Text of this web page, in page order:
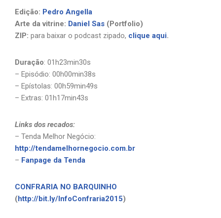
Edição: Pedro Angella
Arte da vitrine: Daniel Sas (Portfolio)
ZIP: para baixar o podcast zipado, clique aqui.
Duração: 01h23min30s
– Episódio: 00h00min38s
– Epístolas: 00h59min49s
– Extras: 01h17min43s
Links dos recados:
– Tenda Melhor Negócio:
http://tendamelhornegocio.com.br
– Fanpage da Tenda
CONFRARIA NO BARQUINHO
(http://bit.ly/InfoConfraria2015)